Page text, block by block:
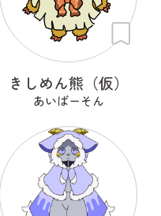
きしめん熊（仮）
あいばーそん